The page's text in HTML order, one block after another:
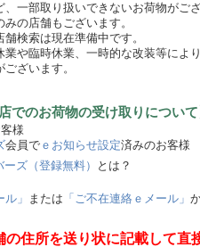
部取り扱いできないお荷物がござ
店舗もございます。
索は現在準備中です。
や臨時休業、一時的な改装等によ
ざいます。
店でのお荷物の受け取りについ
様
会員で ｅお知らせ設定済みのお客様
ズ（登録無料）
とは？
」
または 「ご不在連絡ｅメール」
住所を送り状に記載して直